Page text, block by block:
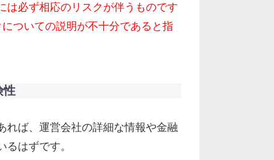
は必ず相応のリスクが伴うものです
ついての説明が不十分であると指
性
れば、運営会社の詳細な情報や金融
はずです。